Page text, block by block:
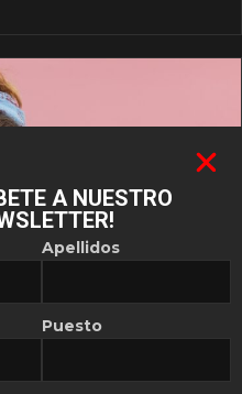
A NUESTRO
Apellidos
Puesto